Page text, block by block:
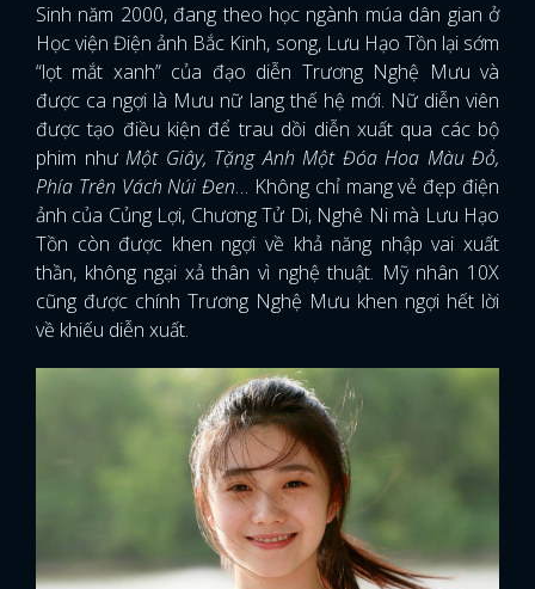
Sinh năm 2000, đang theo học ngành múa dân gian ở
Học viện Điện ảnh Bắc Kinh, song, Lưu Hạo Tồn lại sớm
“lọt mắt xanh” của đạo diễn Trương Nghệ Mưu và
được ca ngợi là Mưu nữ lang thế hệ mới. Nữ diễn viên
được tạo điều kiện để trau dồi diễn xuất qua các bộ
phim như Một Giây, Tặng Anh Một Đóa Hoa Màu Đỏ,
Phía Trên Vách Núi Đen… Không chỉ mang vẻ đẹp điện
ảnh của Củng Lợi, Chương Tử Di, Nghê Ni mà Lưu Hạo
Tồn còn được khen ngợi về khả năng nhập vai xuất
thần, không ngại xả thân vì nghệ thuật. Mỹ nhân 10X
cũng được chính Trương Nghệ Mưu khen ngợi hết lời
về khiếu diễn xuất.